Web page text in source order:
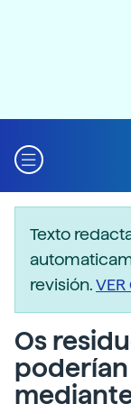
Texto
revisión.VER
Os